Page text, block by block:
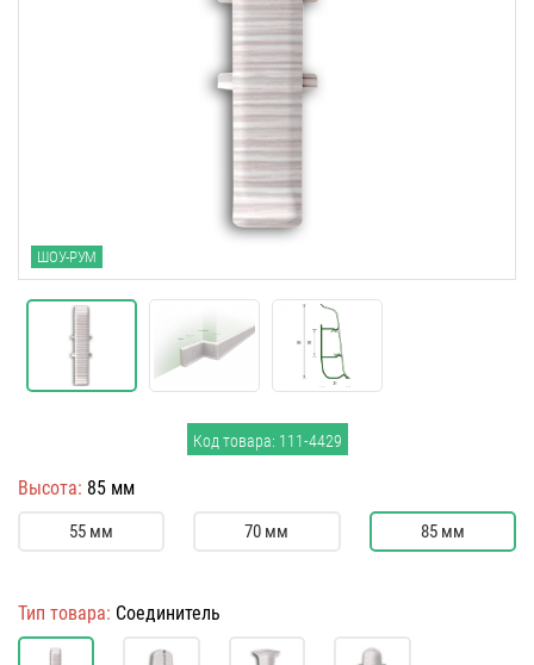
ШОУ-РУМ
Код товара: 111-4429
Высота: 85 мм
55 мм 70 мм 85 мм
Тип товара: Соединитель